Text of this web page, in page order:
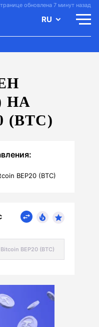
обновлена 7 минут назад
RU
НА
(BTC)
BEP20 (BTC)